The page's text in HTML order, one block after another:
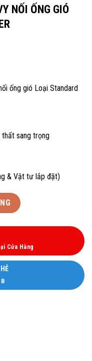
NỐI ỐNG GIÓ
ống gió Loại Standard
thất sang trọng
& Vật tư lắp đặt)
24.000BTU 2 CHIỀU
Cửa Hàng